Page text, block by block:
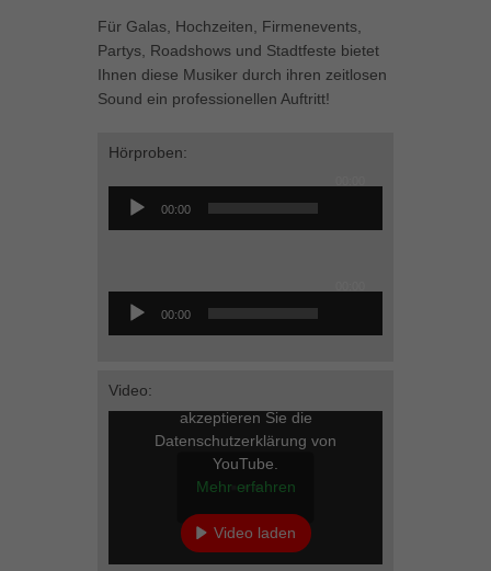
Für Galas, Hochzeiten, Firmenevents,
Partys, Roadshows und Stadtfeste bietet
Ihnen diese Musiker durch ihren zeitlosen
Sound ein professionellen Auftritt!
Hörproben:
Audio-
Player
00:00
Player
00:00
Video:
akzeptieren Sie die
Datenschutzerklärung von
YouTube.
Mehr erfahren
Video laden
Cookie-Informationen anzeigen
Externe Medien (5)
Inhalte von Videoplattformen und Social-Media-Plattformen werden